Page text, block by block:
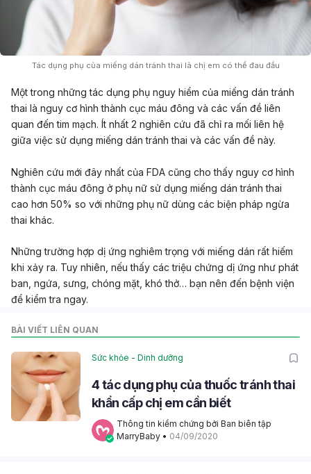
Tác dụng phụ của miếng dán tránh thai là chị em có thể đau đầu
Một trong những tác dụng phụ nguy hiểm của miếng dán tránh
thai là nguy cơ hình thành cục máu đông và các vấn đề liên
quan đến tim mạch. Ít nhất 2 nghiên cứu đã chỉ ra mối liên hệ
giữa việc sử dụng miếng dán tránh thai và các vấn đề này.
Nghiên cứu mới đây nhất của FDA cũng cho thấy nguy cơ hình
thành cục máu đông ở phụ nữ sử dụng miếng dán tránh thai
cao hơn 50% so với những phụ nữ dùng các biện pháp ngừa
thai khác.
Những trường hợp dị ứng nghiêm trọng với miếng dán rất hiếm
khi xảy ra. Tuy nhiên, nếu thấy các triệu chứng dị ứng như phát
ban, ngứa, sưng, chóng mặt, khó thở… bạn nên đến bệnh viện
để kiểm tra ngay.
BÀI VIẾT LIÊN QUAN
Sức khỏe - Dinh dưỡng
4 tác dụng phụ của thuốc tránh thai
khẩn cấp chị em cần biết
Thông tin kiểm chứng bởi Ban biên tập
MarryBaby • 04/09/2020